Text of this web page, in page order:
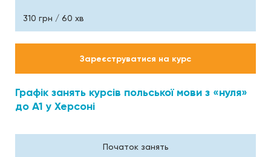
310 грн / 60 хв
Зареєструватися на курс
Графік занять курсів польської мови з «нуля»
до А1 у Херсоні
Початок занять